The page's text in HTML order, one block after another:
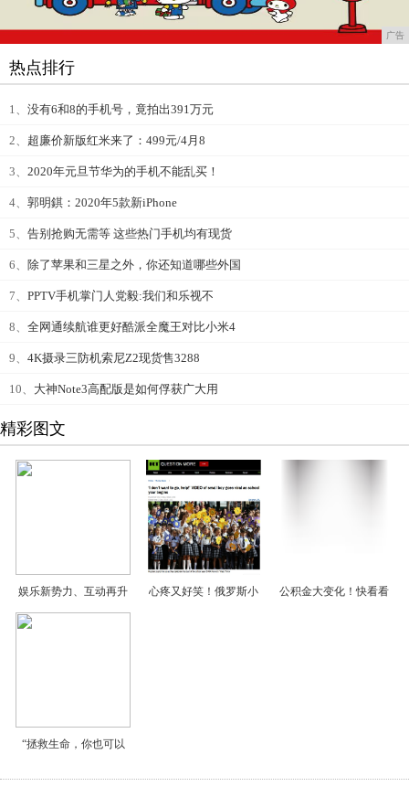
广告
热点排行
1、 没有6和8的手机号，竟拍出391万元
2、 超廉价新版红米来了：499元/4月8
3、 2020年元旦节华为的手机不能乱买！
4、 郭明錤：2020年5款新iPhone
5、 告别抢购无需等 这些热门手机均有现货
6、 除了苹果和三星之外，你还知道哪些外国
7、 PPTV手机掌门人党毅:我们和乐视不
8、 全网通续航谁更好酷派全魔王对比小米4
9、 4K摄录三防机索尼Z2现货售3288
10、 大神Note3高配版是如何俘获广大用
精彩图文
娱乐新势力、互动再升 心疼又好笑！俄罗斯小 公积金大变化！快看看
“拯救生命，你也可以